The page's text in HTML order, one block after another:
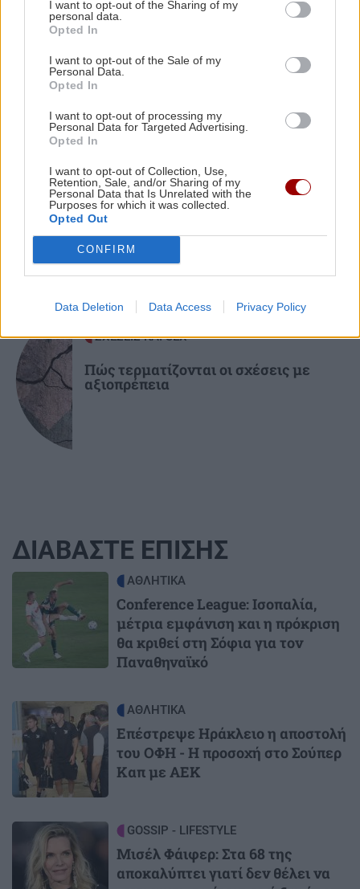
I want to opt-out of the Sharing of my
personal data.
Opted In
I want to opt-out of the Sale of my
Personal Data.
Opted In
I want to opt-out of processing my
Personal Data for Targeted Advertising.
Opted In
I want to opt-out of Collection, Use,
Retention, Sale, and/or Sharing of my
Personal Data that Is Unrelated with the
Purposes for which it was collected.
Opted Out
CONFIRM
Data Deletion Data Access Privacy Policy
Πρύτανη του Πανεπιστημίου Κρήτης και τον
Πρόεδρο του ΙΤΕ
ΟΙΚΟΝΟΜΙΑ
ευρώ οι ρυθμισμένες οφειλές
ΕΠΙΣΤΗΜΗ
Μικροσκοπικές δίνες ανακαλύφθηκαν για
πρώτη φορά στην επιφάνεια του Ήλιου
Τραγωδία στη Βόρεια Καρολίνα: Τρεις
πυροβολισμούς – Ανάμεσά τους και ο
δράστης
ΚΡΗΤΗ
Μεγάλη φωτιά στο Καρύδι Σητείας:
Γιγαντιαία επιχείρηση της
εναέριες δυνάμεις
ΣΧΕΣΕΙΣ ΚΑΙ SEX
Πώς τερματίζονται οι σχέσεις με
αξιοπρέπεια
ΔΙΑΒΑΣΤΕ ΕΠΙΣΗΣ
ΑΘΛΗΤΙΚΑ
Conference League: Ισοπαλία,
μέτρια εμφάνιση και η πρόκριση
θα κριθεί στη Σόφια για τον
Παναθηναϊκό
Image ΑΘΛΗΤΙΚΑ
Επέστρεψε Ηράκλειο η αποστολή
του ΟΦΗ - Η προσοχή στο Σούπερ
Καπ με ΑΕΚ
Image GOSSIP - LIFESTYLE
Μισέλ Φάιφερ: Στα 68 της
αποκαλύπτει γιατί δεν θέλει να